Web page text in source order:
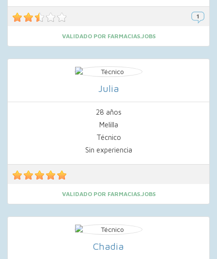
VALIDADO POR FARMACIAS.JOBS
Julia
28 años
Melilla
Técnico
Sin experiencia
VALIDADO POR FARMACIAS.JOBS
Chadia